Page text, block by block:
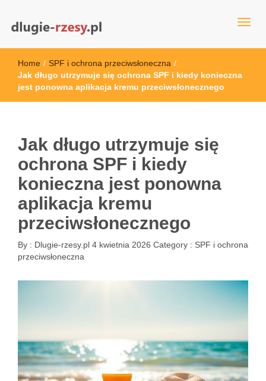
dlugie-rzesy.pl
Home / SPF i ochrona przeciwsłoneczna /
Jak długo utrzymuje się ochrona SPF i kiedy konieczna
jest ponowna aplikacja kremu przeciwsłonecznego
Jak długo utrzymuje się
ochrona SPF i kiedy
konieczna jest ponowna
aplikacja kremu
przeciwsłonecznego
By : Dlugie-rzesy.pl 4 kwietnia 2026 Category : SPF i ochrona
przeciwsłoneczna